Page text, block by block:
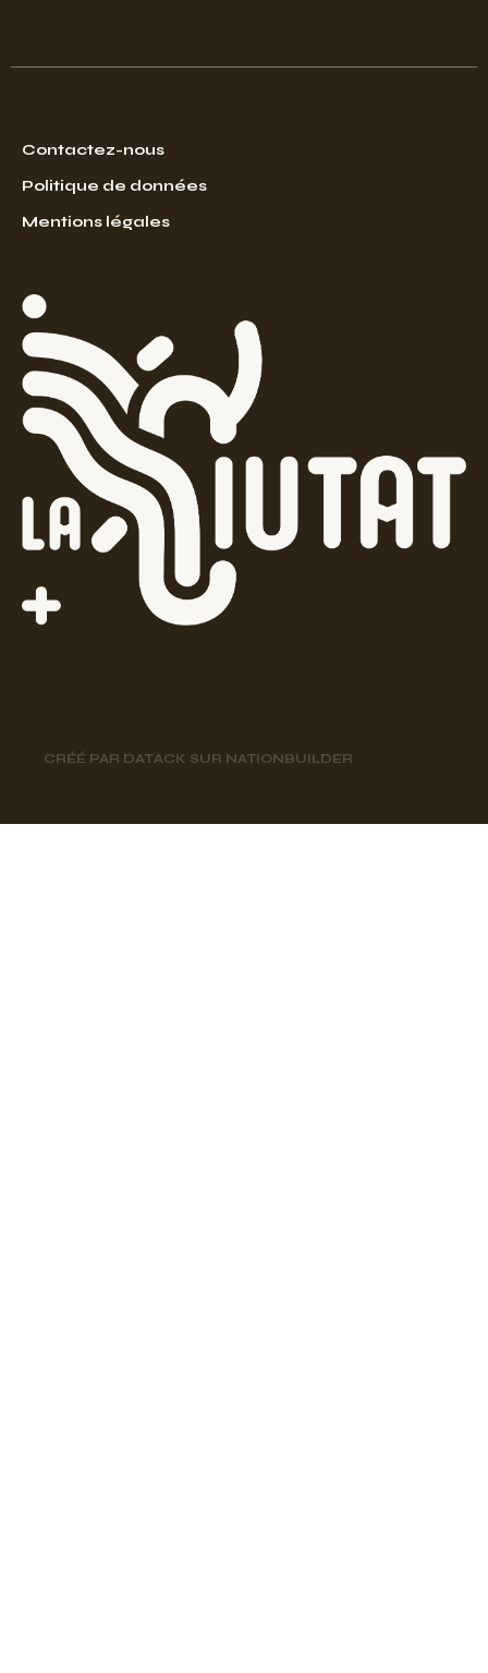
Contactez-nous
Politique de données
Mentions légales
CRÉÉ PAR DATACK SUR NATIONBUILDER